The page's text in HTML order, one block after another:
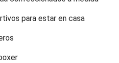
para estar en casa